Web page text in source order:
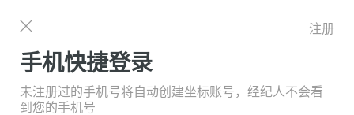
注册
手机快捷登录
未注册过的手机号将自动创建坐标账号，经纪人不会看
到您的手机号